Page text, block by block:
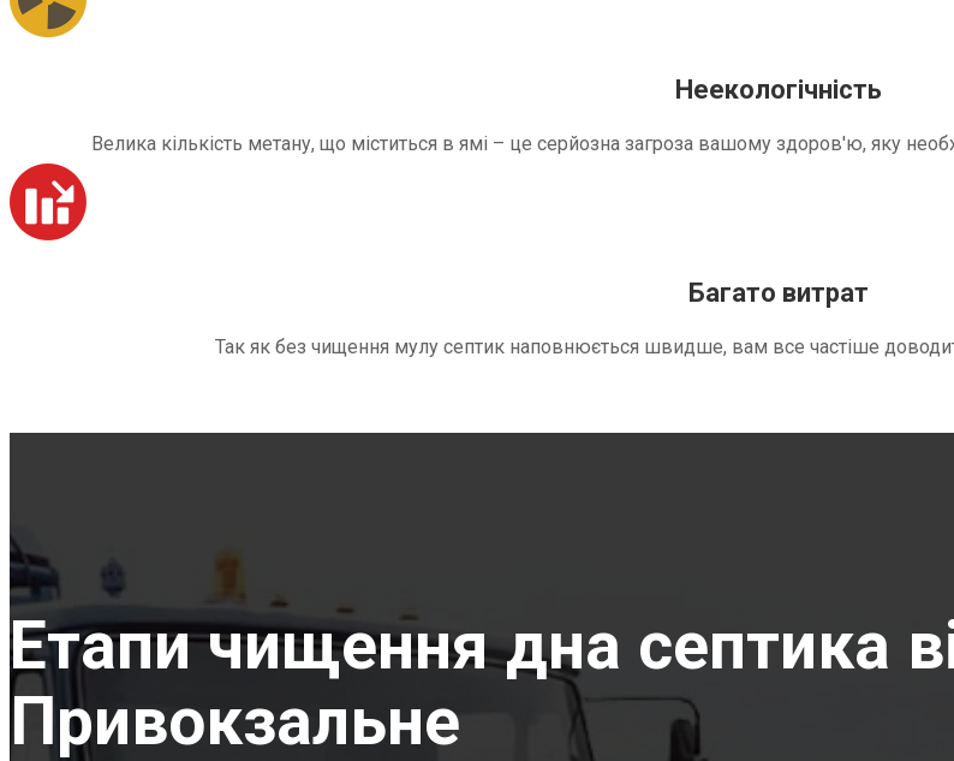
Неекологічність
Велика кількість метану, що міститься в ямі – це серйозна загроза вашому здоров'ю, яку
Багато витрат
Так як без чищення мулу септик наповнюється швидше, вам все частіше
Етапи чищення дна септика
Привокзальне